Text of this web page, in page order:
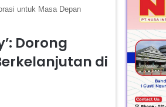
untuk Masa Depan
Dorong
di